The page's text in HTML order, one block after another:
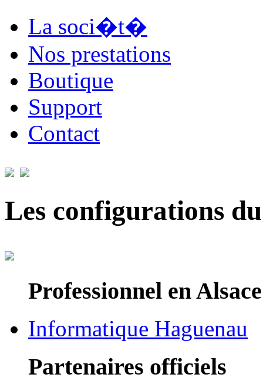
La soci�t�
Nos prestations
Boutique
Support
Contact
Les configurations
Professionnel en Alsace
Informatique Haguenau
Partenaires officiels